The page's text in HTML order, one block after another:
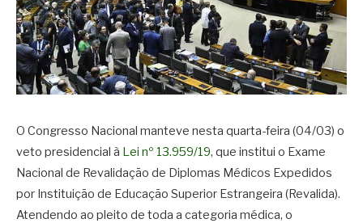
O Congresso Nacional manteve nesta quarta-feira (04/03) o
veto presidencial à Lei nº 13.959/19, que institui o Exame
Nacional de Revalidação de Diplomas Médicos Expedidos
por Instituição de Educação Superior Estrangeira (Revalida).
Atendendo ao pleito de toda a categoria médica, o